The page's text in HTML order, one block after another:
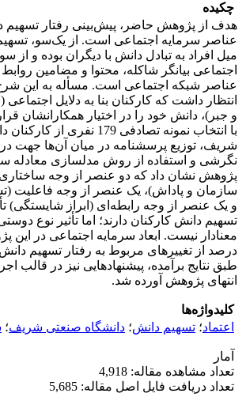
چکیده
هدف از پژوهش حاضر، پیش‌بینی رفتار تسهیم
عناصر سرمایه اجتماعی است. از یک‌سو،
میل افراد به تبادل دانش با دیگران بوده و از
اجتماعی بیانگر شاکله، محتوا و مضامین
عناصر شبکه اجتماعی است. مسأله به این
انتظار داشت که کارکنان بنا به دلایل
و جبر)، دانش خود را در اختیار همکارانشان
با انتخاب نمونه تصادفی 179
شریف، توزیع پرسشنامه در میان آن‌ها جهت
نگرشی و استفاده از روش مدلسازی معادله
پژوهش نشان داد که دو عنصر از وجه
سازمان و پاداش)، یک عنصر از وجه فاعلیت
و یک عنصر از وجه رابطه‌ای (ابراز شایستگی)
تسهیم دانش کارکنان دارند؛ اما تأثیر نوع
درصد از تغییرهای مربوط به رفتار تسهیم
طبق نتایج برآمده، پیشنهادهایی نیز در قالب
انتهای پژوهش آورده شد.
کلیدواژه‌ها
اعتماد؛ تسهیم دانش؛ دانشگاه صنعتی شریف؛
آمار
تعداد مشاهده مقاله: 4,918
تعداد دریافت فایل اصل مقاله: 5,685